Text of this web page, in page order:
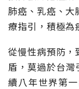
肺癌、乳癌、大
療指引，積極為
從慢性病預防，
盾，莫過於台
續八年世界第